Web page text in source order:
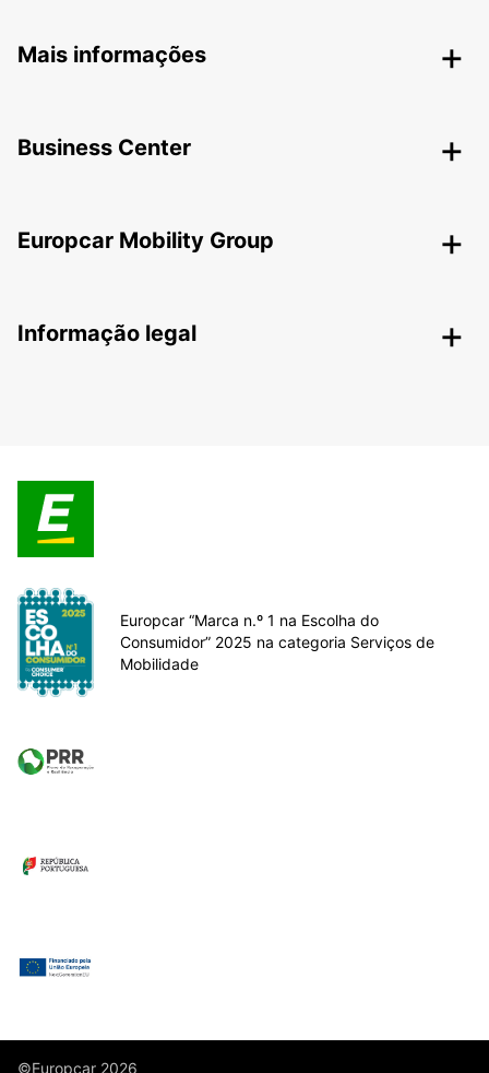
Mais informações
Business Center
Europcar Mobility Group
Informação legal
Europcar “Marca n.º 1 na Escolha do
Consumidor” 2025 na categoria Serviços de
Mobilidade
©Europcar 2026